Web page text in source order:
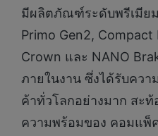
มีผลิตภัณฑ์ระดับพรีเมีย
Primo Gen2,
Crown และ NANO
ภายในงาน ซึ่งได้รับคว
ค้าทั่วโลกอย่างมาก สะ
ความพร้อมของ คอมแพ็